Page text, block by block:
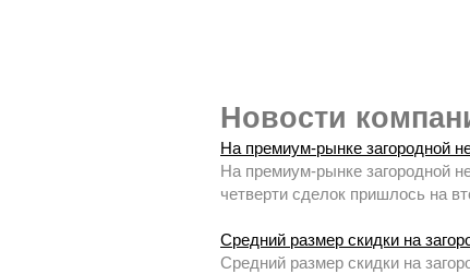
Новости
На премиум-рынке загородной
На премиум-рынке загородной
четверти сделок пришлось на
Средний размер скидки на
Средний размер скидки на